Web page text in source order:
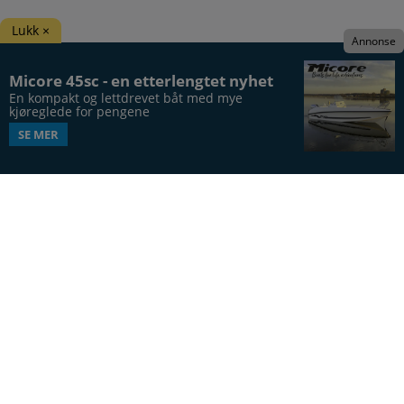
Micore 45sc - en etterlengtet nyhet
En kompakt og lettdrevet båt med mye
kjøreglede for pengene
SE MER
Annonse
Lukk ×